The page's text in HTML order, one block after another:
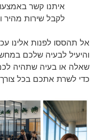
לקבל שירות מהיר
אל תהססו לפנות אלינו
והיעיל לבעיה שלכם
שאלה או בעיה שתהיה
כדי לשרת אתכם בכל